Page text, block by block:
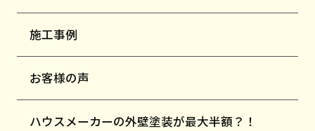
施工事例
お客様の声
ハウスメーカーの外壁塗装が最大半額？！